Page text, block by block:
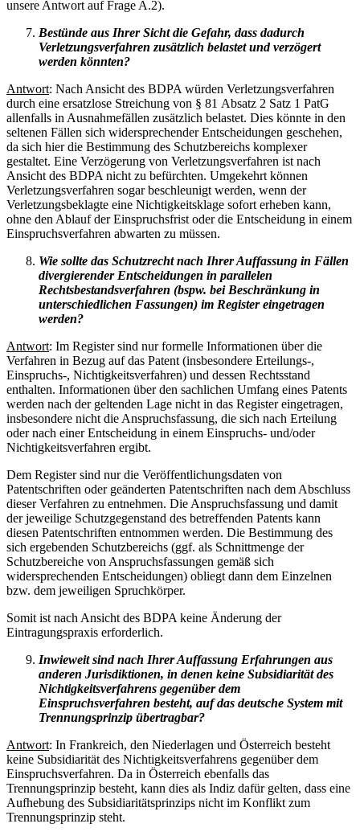
unsere Antwort auf Frage A.2).
Bestünde aus Ihrer Sicht die Gefahr, dass dadurch
Verletzungsverfahren zusätzlich belastet und verzögert
werden könnten?
Antwort: Nach Ansicht des BDPA würden Verletzungsverfahren
durch eine ersatzlose Streichung von § 81 Absatz 2 Satz 1 PatG
allenfalls in Ausnahmefällen zusätzlich belastet. Dies könnte in den
seltenen Fällen sich widersprechender Entscheidungen geschehen,
da sich hier die Bestimmung des Schutzbereichs komplexer
gestaltet. Eine Verzögerung von Verletzungsverfahren ist nach
Ansicht des BDPA nicht zu befürchten. Umgekehrt können
Verletzungsverfahren sogar beschleunigt werden, wenn der
Verletzungsbeklagte eine Nichtigkeitsklage sofort erheben kann,
ohne den Ablauf der Einspruchsfrist oder die Entscheidung in einem
Einspruchsverfahren abwarten zu müssen.
Wie sollte das Schutzrecht nach Ihrer Auffassung in Fällen
divergierender Entscheidungen in parallelen
Rechtsbestandsverfahren (bspw. bei Beschränkung in
unterschiedlichen Fassungen) im Register eingetragen
werden?
Antwort: Im Register sind nur formelle Informationen über die
Verfahren in Bezug auf das Patent (insbesondere Erteilungs-,
Einspruchs-, Nichtigkeitsverfahren) und dessen Rechtsstand
enthalten. Informationen über den sachlichen Umfang eines Patents
werden nach der geltenden Lage nicht in das Register eingetragen,
insbesondere nicht die Anspruchsfassung, die sich nach Erteilung
oder nach einer Entscheidung in einem Einspruchs- und/oder
Nichtigkeitsverfahren ergibt.
Dem Register sind nur die Veröffentlichungsdaten von
Patentschriften oder geänderten Patentschriften nach dem Abschluss
dieser Verfahren zu entnehmen. Die Anspruchsfassung und damit
der jeweilige Schutzgegenstand des betreffenden Patents kann
diesen Patentschriften entnommen werden. Die Bestimmung des
sich ergebenden Schutzbereichs (ggf. als Schnittmenge der
Schutzbereiche von Anspruchsfassungen gemäß sich
widersprechenden Entscheidungen) obliegt dann dem Einzelnen
bzw. dem jeweiligen Spruchkörper.
Somit ist nach Ansicht des BDPA keine Änderung der
Eintragungspraxis erforderlich.
Inwieweit sind nach Ihrer Auffassung Erfahrungen aus
anderen Jurisdiktionen, in denen keine Subsidiarität des
Nichtigkeitsverfahrens gegenüber dem
Einspruchsverfahren besteht, auf das deutsche System mit
Trennungsprinzip übertragbar?
Antwort: In Frankreich, den Niederlagen und Österreich besteht
keine Subsidiarität des Nichtigkeitsverfahrens gegenüber dem
Einspruchsverfahren. Da in Österreich ebenfalls das
Trennungsprinzip besteht, kann dies als Indiz dafür gelten, dass eine
Aufhebung des Subsidiaritätsprinzips nicht im Konflikt zum
Trennungsprinzip steht.